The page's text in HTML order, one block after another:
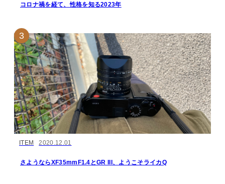
コロナ禍を経て、性格を知る2023年
ITEM 2020.12.01
さようならXF35mmF1.4とGR III、ようこそライカQ